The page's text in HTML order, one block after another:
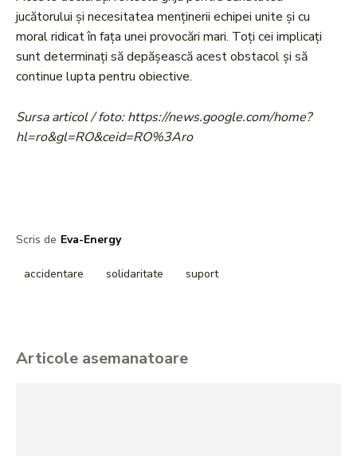
jucătorului și necesitatea menținerii echipei unite și cu
moral ridicat în fața unei provocări mari. Toți cei implicați
sunt determinați să depășească acest obstacol și să
continue lupta pentru obiective.
Sursa articol / foto: https://news.google.com/home?
hl=ro&gl=RO&ceid=RO%3Aro
Scris de Eva-Energy
accidentare solidaritate suport
Articole asemanatoare